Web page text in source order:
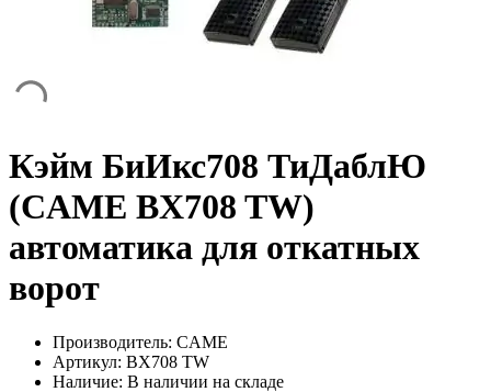
Кэйм БиИкс708 ТиДаблЮ
(CAME BX708 TW)
автоматика для откатных
ворот
Производитель: CAME
Артикул: BX708 TW
Наличие: В наличии на складе